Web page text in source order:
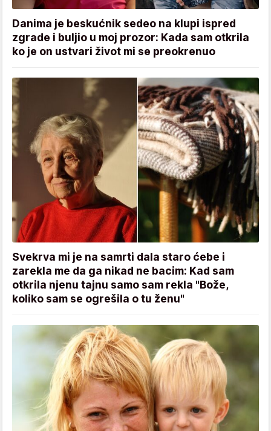
Danima je beskućnik sedeo na klupi ispred
zgrade i buljio u moj prozor: Kada sam otkrila
ko je on ustvari život mi se preokrenuo
Svekrva mi je na samrti dala staro ćebe i
zarekla me da ga nikad ne bacim: Kad sam
otkrila njenu tajnu samo sam rekla "Bože,
koliko sam se ogrešila o tu ženu"